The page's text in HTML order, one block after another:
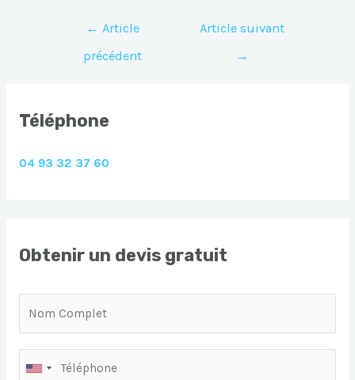
Navigation
l’article
← Article
précédent
Article suivant
→
Téléphone
04 93 32 37 60
Obtenir un devis gratuit